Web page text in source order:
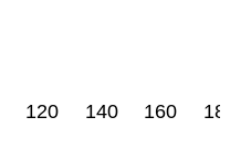
120 140 160